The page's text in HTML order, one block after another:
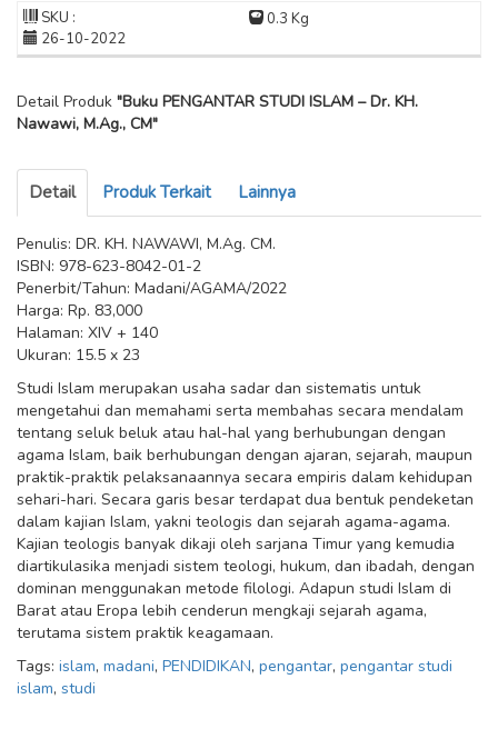
SKU :
0.3 Kg
26-10-2022
Detail Produk "Buku PENGANTAR STUDI ISLAM – Dr. KH.
Nawawi, M.Ag., CM"
Detail Produk Terkait Lainnya
Penulis: DR. KH. NAWAWI, M.Ag. CM.
ISBN: 978-623-8042-01-2
Penerbit/Tahun: Madani/AGAMA/2022
Harga: Rp. 83,000
Halaman: XIV + 140
Ukuran: 15.5 x 23
Studi Islam merupakan usaha sadar dan sistematis untuk
mengetahui dan memahami serta membahas secara mendalam
tentang seluk beluk atau hal-hal yang berhubungan dengan
agama Islam, baik berhubungan dengan ajaran, sejarah, maupun
praktik-praktik pelaksanaannya secara empiris dalam kehidupan
sehari-hari. Secara garis besar terdapat dua bentuk pendeketan
dalam kajian Islam, yakni teologis dan sejarah agama-agama.
Kajian teologis banyak dikaji oleh sarjana Timur yang kemudia
diartikulasika menjadi sistem teologi, hukum, dan ibadah, dengan
dominan menggunakan metode filologi. Adapun studi Islam di
Barat atau Eropa lebih cenderun mengkaji sejarah agama,
terutama sistem praktik keagamaan.
Tags: islam, madani, PENDIDIKAN, pengantar, pengantar studi
islam, studi